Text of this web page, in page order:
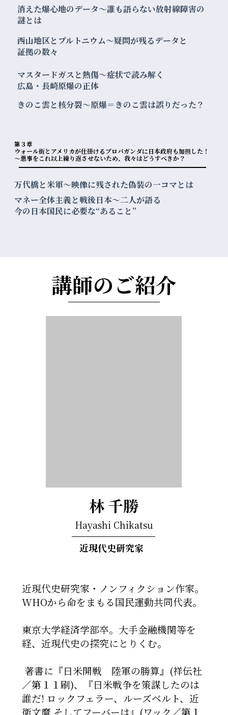
西山地区とプルトニウム〜疑問が残るデータと
証拠の数々
マスタードガスと熱傷〜症状で読み解く
広島・長崎原爆の正体
きのこ雲と核分裂〜原爆＝きのこ雲は誤りだった？
消えた爆心地のデータ〜誰も語らない放射線障害の
謎とは
第３章
ウォール街とアメリカが仕掛けるプロパガンダに日本政府も加担した！
〜悪事をこれ以上繰り返させないため、我々はどうすべきか？
万代橋と米軍〜映像に残された偽装の一コマとは
マネー全体主義と戦後日本〜二人が語る
今の日本国民に必要な“あること”
講師のご紹介
近現代史研究家・ノンフィクション作家。
WHOから命をまもる国民運動共同代表。
東京大学経済学部卒。大手金融機関等を
経、近現代史の探究にとりくむ。
著書に『日米開戦 陸軍の勝算』(祥伝社
／第１１刷)、
『日米戦争を策謀したのは
誰だ! ロックフェラー、ルーズベルト、近
衛文麿 そしてフーバーは』(ワック／第１
林 千勝
Hayashi Chikatsu
近現代史研究家